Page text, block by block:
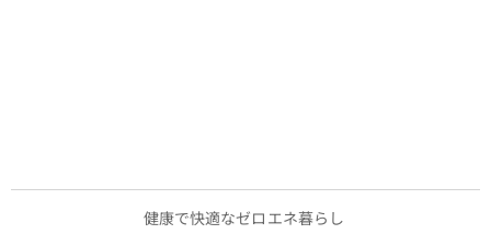
健康で快適なゼロエネ暮らし